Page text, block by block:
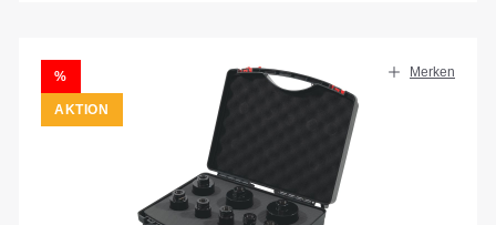
RABATT
%
AKTION
Merken